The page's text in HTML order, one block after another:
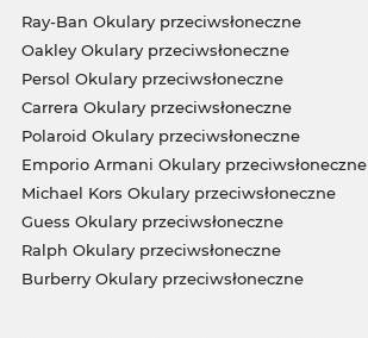
Ray-Ban Okulary przeciwsłoneczne
Oakley Okulary przeciwsłoneczne
Persol Okulary przeciwsłoneczne
Carrera Okulary przeciwsłoneczne
Polaroid Okulary przeciwsłoneczne
Emporio Armani Okulary przeciwsłoneczne
Michael Kors Okulary przeciwsłoneczne
Guess Okulary przeciwsłoneczne
Ralph Okulary przeciwsłoneczne
Burberry Okulary przeciwsłoneczne